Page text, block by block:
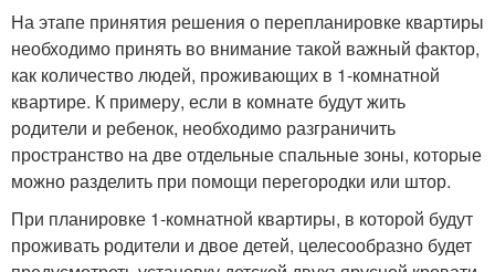
На этапе принятия решения о перепланировке квартиры
необходимо принять во внимание такой важный фактор,
как количество людей, проживающих в 1-комнатной
квартире. К примеру, если в комнате будут жить
родители и ребенок, необходимо разграничить
пространство на две отдельные спальные зоны, которые
можно разделить при помощи перегородки или штор.
При планировке 1-комнатной квартиры, в которой будут
проживать родители и двое детей, целесообразно будет